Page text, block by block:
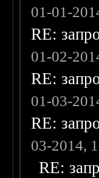
01-01-
RE:
01-02-
RE:
01-03-
RE:
03-2014,
RE: